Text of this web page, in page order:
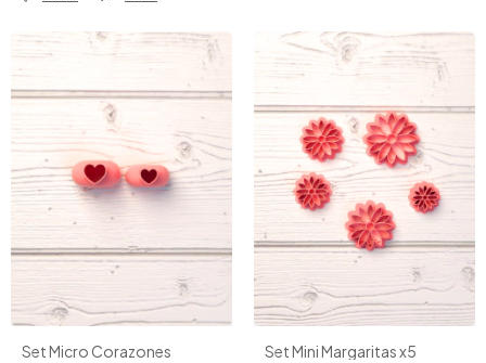
Set Micro Corazones Set Mini Margaritas x5